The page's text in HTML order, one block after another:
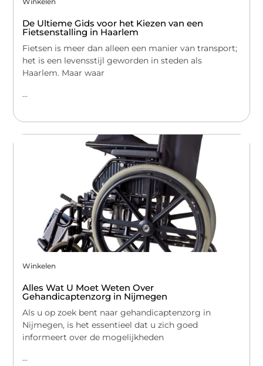
De Ultieme Gids voor het Kiezen van een
Fietsenstalling in Haarlem
Fietsen is meer dan alleen een manier van transport;
het is een levensstijl geworden in steden als
Haarlem. Maar waar
...
Winkelen
Alles Wat U Moet Weten Over
Gehandicaptenzorg in Nijmegen
Als u op zoek bent naar gehandicaptenzorg in
Nijmegen, is het essentieel dat u zich goed
informeert over de mogelijkheden
...